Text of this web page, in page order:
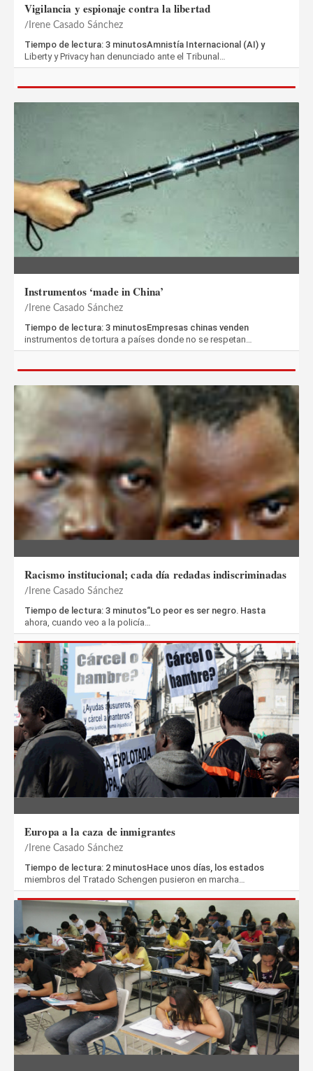
Vigilancia y espionaje contra la libertad
Irene Casado Sánchez
Tiempo de lectura: 3 minutosAmnistía Internacional (AI) y
Liberty y Privacy han denunciado ante el Tribunal…
Instrumentos ‘made in China’
Irene Casado Sánchez
Tiempo de lectura: 3 minutosEmpresas chinas venden
instrumentos de tortura a países donde no se respetan…
Racismo institucional; cada día redadas indiscriminadas
Irene Casado Sánchez
Tiempo de lectura: 3 minutos“Lo peor es ser negro. Hasta
ahora, cuando veo a la policía…
Europa a la caza de inmigrantes
Irene Casado Sánchez
Tiempo de lectura: 2 minutosHace unos días, los estados
miembros del Tratado Schengen pusieron en marcha…